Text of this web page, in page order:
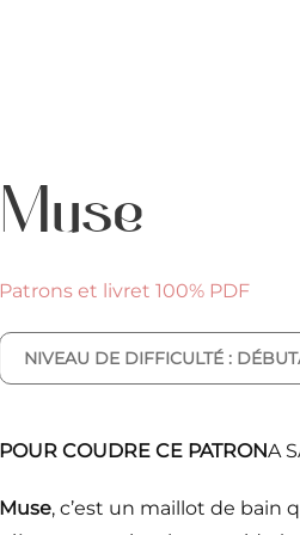
Muse
Patrons et livret 100% PDF
NIVEAU DE DIFFICULTÉ :
POUR COUDRE CE PATRONA
Muse, c’est un maillot de bain